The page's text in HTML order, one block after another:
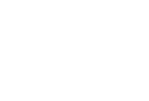
om content en advertenties te
verzameld op basis van uw